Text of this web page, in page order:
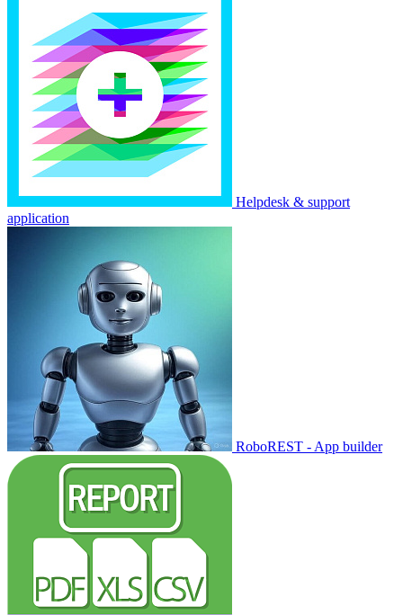
Helpdesk & support
application
RoboREST - App builder